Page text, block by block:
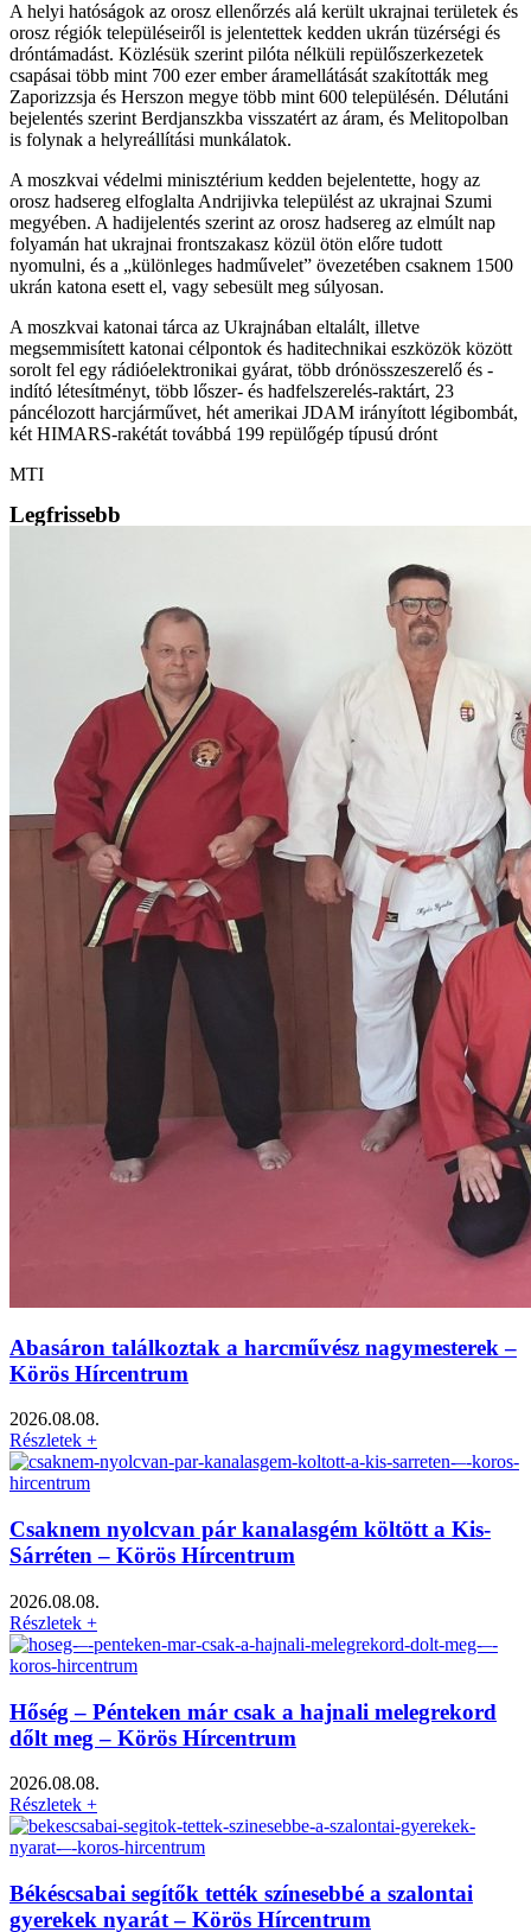
A helyi hatóságok az orosz ellenőrzés alá került ukrajnai területek és
orosz régiók településeiről is jelentettek kedden ukrán tüzérségi és
dróntámadást. Közlésük szerint pilóta nélküli repülőszerkezetek
csapásai több mint 700 ezer ember áramellátását szakították meg
Zaporizzsja és Herszon megye több mint 600 településén. Délutáni
bejelentés szerint Berdjanszkba visszatért az áram, és Melitopolban
is folynak a helyreállítási munkálatok.
A moszkvai védelmi minisztérium kedden bejelentette, hogy az
orosz hadsereg elfoglalta Andrijivka települést az ukrajnai Szumi
megyében. A hadijelentés szerint az orosz hadsereg az elmúlt nap
folyamán hat ukrajnai frontszakasz közül ötön előre tudott
nyomulni, és a „különleges hadművelet” övezetében csaknem 1500
ukrán katona esett el, vagy sebesült meg súlyosan.
A moszkvai katonai tárca az Ukrajnában eltalált, illetve
megsemmisített katonai célpontok és haditechnikai eszközök között
sorolt fel egy rádióelektronikai gyárat, több drónösszeszerelő és -
indító létesítményt, több lőszer- és hadfelszerelés-raktárt, 23
páncélozott harcjárművet, hét amerikai JDAM irányított légibombát,
két HIMARS-rakétát továbbá 199 repülőgép típusú drónt
MTI
Legfrissebb
Abasáron találkoztak a harcművész nagymesterek –
Körös Hírcentrum
2026.08.08.
Részletek +
Csaknem nyolcvan pár kanalasgém költött a Kis-
Sárréten – Körös Hírcentrum
2026.08.08.
Részletek +
Hőség – Pénteken már csak a hajnali melegrekord
dőlt meg – Körös Hírcentrum
2026.08.08.
Részletek +
Békéscsabai segítők tették színesebbé a szalontai
gyerekek nyarát – Körös Hírcentrum